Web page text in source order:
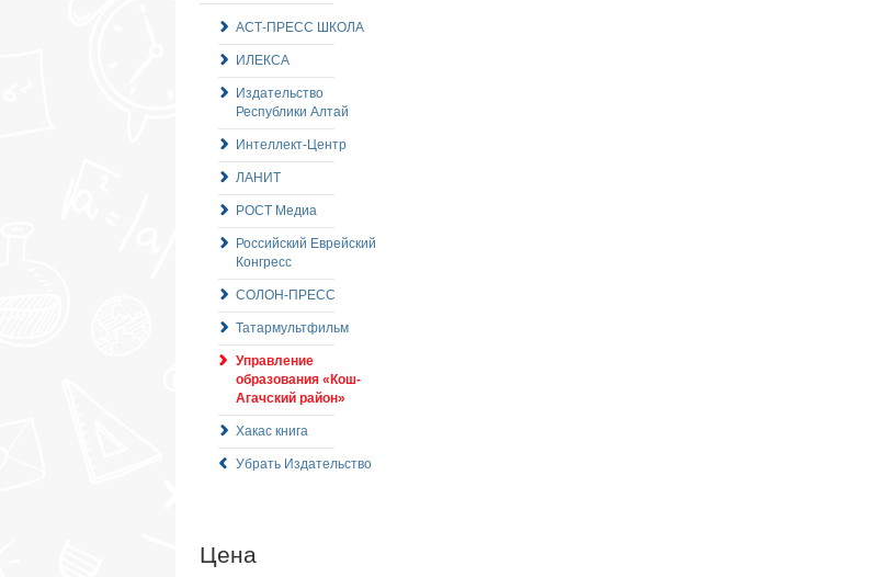
АСТ-ПРЕСС ШКОЛА
ИЛЕКСА
Издательство
Республики Алтай
Интеллект-Центр
ЛАНИТ
РОСТ Медиа
Российский Еврейский
Конгресс
СОЛОН-ПРЕСС
Татармультфильм
Управление
образования «Кош-
Агачский район»
Хакас книга
Убрать Издательство
Цена